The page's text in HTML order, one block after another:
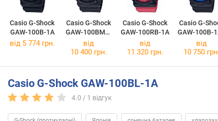
Casio G-Shock
GAW-100B-1A
Casio G-Shock
GAW-100BMC-
1A
Casio G-Shock
GAW-100RB-1A
Casio G-
GAW-100B-
від 5 774 грн.
від
10 400 грн.
від
11 320 грн.
від
10 750
Casio G-Shock GAW-100BL-1A
4.0 / 1 відгук